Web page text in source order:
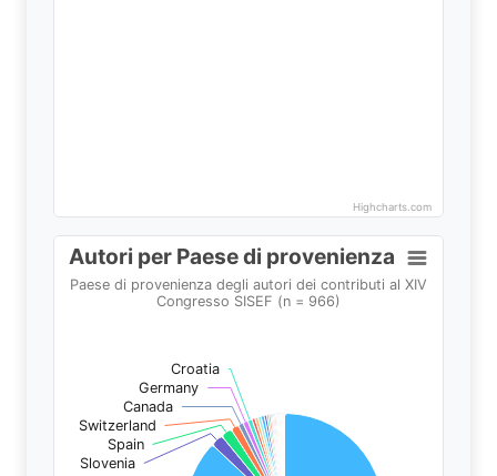
Highcharts.com
Autori per Paese di provenienza
Pie chart with 31 slices.
Paese di provenienza degli autori dei contributi al
Autori per Paese di provenienza
Paese di provenienza degli autori dei contributi al XIV
Congresso SISEF (n = 966)
Slovenia
Slovenia
Spain
Spain
Switzerland
Switzerland
Canada
Canada
Germany
Germany
Croatia
Croatia